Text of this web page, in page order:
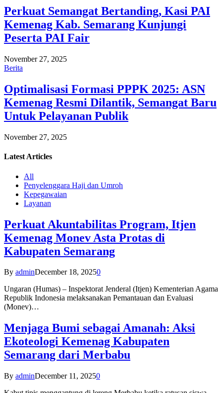
Perkuat Semangat Bertanding, Kasi PAI
Kemenag Kab. Semarang Kunjungi
Peserta PAI Fair
November 27, 2025
Berita
Optimalisasi Formasi PPPK 2025: ASN
Kemenag Resmi Dilantik, Semangat Baru
Untuk Pelayanan Publik
November 27, 2025
Latest Articles
All
Penyelenggara Haji dan Umroh
Kepegawaian
Layanan
Perkuat Akuntabilitas Program, Itjen
Kemenag Monev Asta Protas di
Kabupaten Semarang
By adminDecember 18, 20250
Ungaran (Humas) – Inspektorat Jenderal (Itjen) Kementerian Agama
Republik Indonesia melaksanakan Pemantauan dan Evaluasi
(Monev)…
Menjaga Bumi sebagai Amanah: Aksi
Ekoteologi Kemenag Kabupaten
Semarang dari Merbabu
By adminDecember 11, 20250